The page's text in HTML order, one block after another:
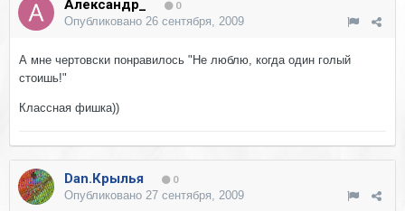
Александр_ 0
Опубликовано 26 сентября, 2009
А мне чертовски понравилось "Не люблю, когда один голый
стоишь!"
Классная фишка))
Dan.Крылья 0
Опубликовано 27 сентября, 2009